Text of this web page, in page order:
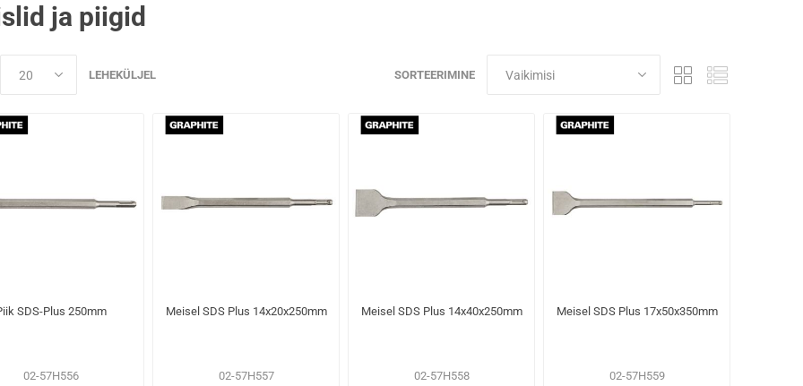
ja piigid
SORTEERIMINE
LEHEKÜLJEL
SDS-Plus 250mm
02-57H556
Meisel SDS Plus 14x20x250mm
02-57H557
Meisel SDS Plus 14x40x250mm
02-57H558
Meisel SDS Plus 17x50x350mm
02-57H559